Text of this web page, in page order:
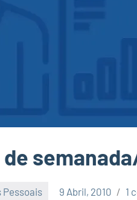
Pessoais 9 Abril, 2010 1